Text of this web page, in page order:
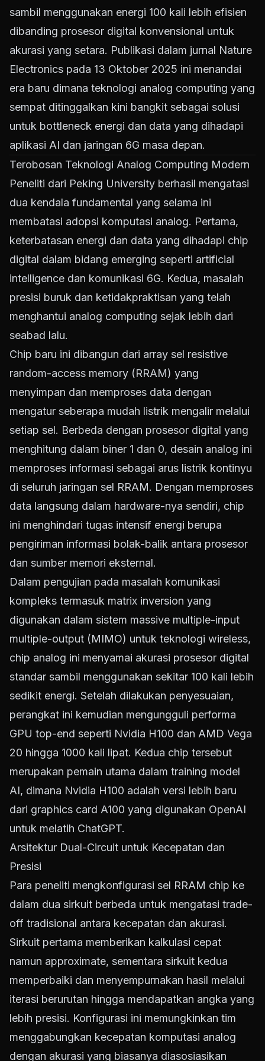
sambil menggunakan energi 100 kali lebih efisien
dibanding prosesor digital konvensional untuk
akurasi yang setara. Publikasi dalam jurnal Nature
Electronics pada 13 Oktober 2025 ini menandai
era baru dimana teknologi analog computing yang
sempat ditinggalkan kini bangkit sebagai solusi
untuk bottleneck energi dan data yang dihadapi
aplikasi AI dan jaringan 6G masa depan.
Terobosan Teknologi Analog Computing Modern
Peneliti dari Peking University berhasil mengatasi
dua kendala fundamental yang selama ini
membatasi adopsi komputasi analog. Pertama,
keterbatasan energi dan data yang dihadapi chip
digital dalam bidang emerging seperti artificial
intelligence dan komunikasi 6G. Kedua, masalah
presisi buruk dan ketidakpraktisan yang telah
menghantui analog computing sejak lebih dari
seabad lalu.
Chip baru ini dibangun dari array sel resistive
random-access memory (RRAM) yang
menyimpan dan memproses data dengan
mengatur seberapa mudah listrik mengalir melalui
setiap sel. Berbeda dengan prosesor digital yang
menghitung dalam biner 1 dan 0, desain analog ini
memproses informasi sebagai arus listrik kontinyu
di seluruh jaringan sel RRAM. Dengan memproses
data langsung dalam hardware-nya sendiri, chip
ini menghindari tugas intensif energi berupa
pengiriman informasi bolak-balik antara prosesor
dan sumber memori eksternal.
Dalam pengujian pada masalah komunikasi
kompleks termasuk matrix inversion yang
digunakan dalam sistem massive multiple-input
multiple-output (MIMO) untuk teknologi wireless,
chip analog ini menyamai akurasi prosesor digital
standar sambil menggunakan sekitar 100 kali lebih
sedikit energi. Setelah dilakukan penyesuaian,
perangkat ini kemudian mengungguli performa
GPU top-end seperti Nvidia H100 dan AMD Vega
20 hingga 1000 kali lipat. Kedua chip tersebut
merupakan pemain utama dalam training model
AI, dimana Nvidia H100 adalah versi lebih baru
dari graphics card A100 yang digunakan OpenAI
untuk melatih ChatGPT.
Arsitektur Dual-Circuit untuk Kecepatan dan
Presisi
Para peneliti mengkonfigurasi sel RRAM chip ke
dalam dua sirkuit berbeda untuk mengatasi trade-
off tradisional antara kecepatan dan akurasi.
Sirkuit pertama memberikan kalkulasi cepat
namun approximate, sementara sirkuit kedua
memperbaiki dan menyempurnakan hasil melalui
iterasi berurutan hingga mendapatkan angka yang
lebih presisi. Konfigurasi ini memungkinkan tim
menggabungkan kecepatan komputasi analog
dengan akurasi yang biasanya diasosiasikan